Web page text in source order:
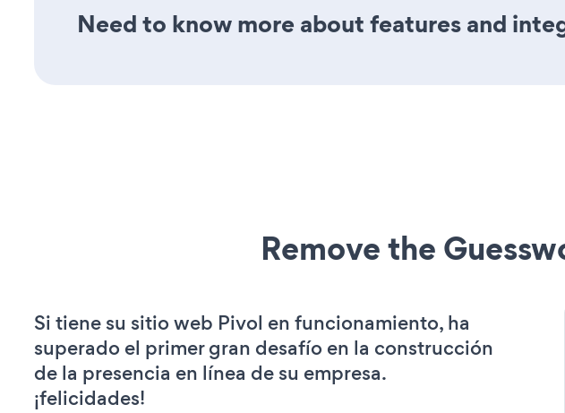
Need to know more about features and
Remove the
Si tiene su sitio web Pivol en funcionamiento, ha
superado el primer gran desafío en la construcción
de la presencia en línea de su empresa.
¡felicidades!